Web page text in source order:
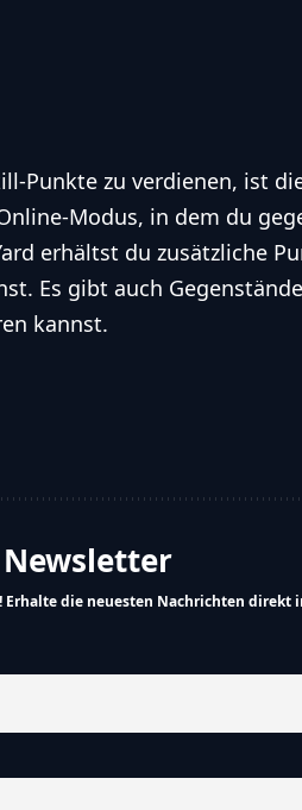
Punkte zu verdienen, ist
Modus, in dem du
erhältst du zusätzliche
Es gibt auch
kannst.
Erhalte die neuesten Nachrichten direkt